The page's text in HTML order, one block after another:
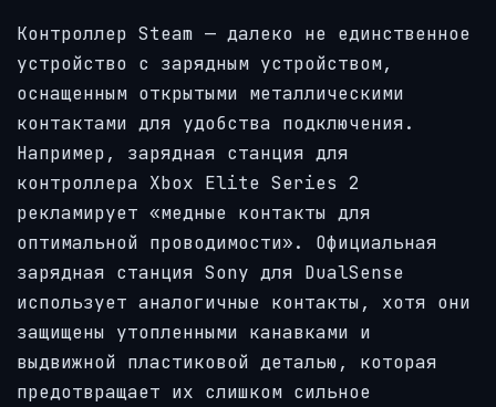
Контроллер Steam — далеко не единственное
устройство с зарядным устройством,
оснащенным открытыми металлическими
контактами для удобства подключения.
Например, зарядная станция для
контроллера Xbox Elite Series 2
рекламирует «медные контакты для
оптимальной проводимости». Официальная
зарядная станция Sony для DualSense
использует аналогичные контакты, хотя они
защищены утопленными канавками и
выдвижной пластиковой деталью, которая
предотвращает их слишком сильное